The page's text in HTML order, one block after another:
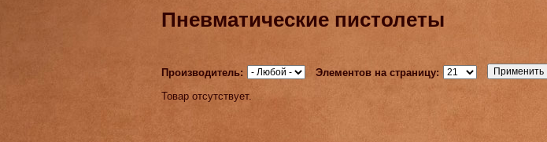
Пневматические пистолеты
Производитель:
Элементов на страницу:
Товар отсутствует.